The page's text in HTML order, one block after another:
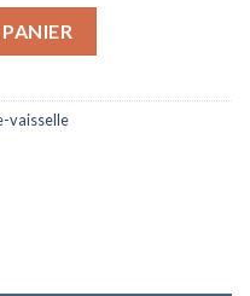
vaisselle